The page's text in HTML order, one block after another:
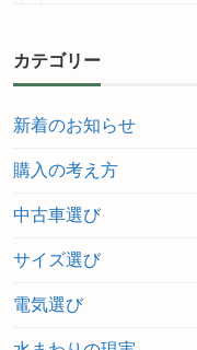
カテゴリー
新着のお知らせ
購入の考え方
中古車選び
サイズ選び
電気選び